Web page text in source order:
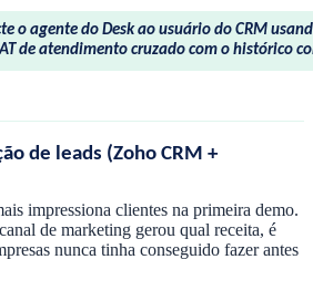
o agente do Desk ao usuário do CRM
de atendimento cruzado com o histórico
de leads (Zoho CRM +
impressiona clientes na primeira demo.
de marketing gerou qual receita, é
nunca tinha conseguido fazer antes